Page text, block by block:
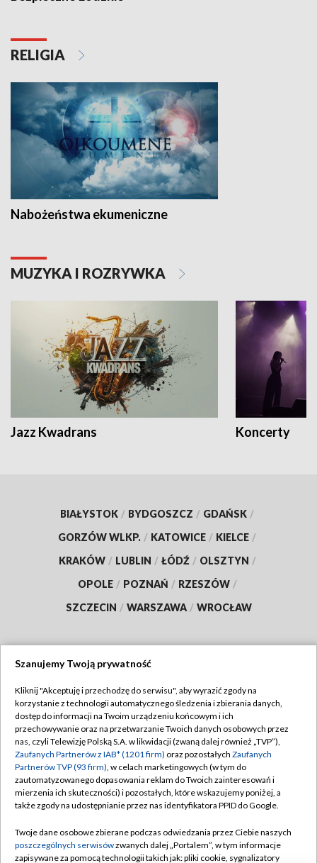
RELIGIA
Nabożeństwa ekumeniczne
MUZYKA I ROZRYWKA
Jazz Kwadrans Koncerty
BIAŁYSTOK / BYDGOSZCZ / GDAŃSK /
GORZÓW WLKP. / KATOWICE / KIELCE /
KRAKÓW / LUBLIN / ŁÓDŹ / OLSZTYN /
OPOLE / POZNAŃ / RZESZÓW /
SZCZECIN / WARSZAWA / WROCŁAW
TVP
Abonament TVP
Emisja w TVP
Centrum informacji TVP
Naziemna Telewizja Cyfrowa
Rada Programowa
Regulamin TVP
Polityka prywatności
Moje zgody
Pomoc
Kontakt
Szanujemy Twoją prywatność
Kliknij "Akceptuję i przechodzę do serwisu", aby wyrazić zgody na
korzystanie z technologii automatycznego śledzenia i zbierania danych,
dostęp do informacji na Twoim urządzeniu końcowym i ich
przechowywanie oraz na przetwarzanie Twoich danych osobowych przez
nas, czyli Telewizję Polską S.A. w likwidacji (zwaną dalej również „TVP”),
Zaufanych Partnerów z IAB* (1201 firm) oraz pozostałych Zaufanych
Partnerów TVP (93 firm), w celach marketingowych (w tym do
zautomatyzowanego dopasowania reklam do Twoich zainteresowań i
mierzenia ich skuteczności) i pozostałych, które wskazujemy poniżej, a
także zgody na udostępnianie przez nas identyfikatora PPID do Google.
Twoje dane osobowe zbierane podczas odwiedzania przez Ciebie naszych
poszczególnych serwisówzwanych dalej „Portalem”, w tym informacje
zapisywane za pomocą technologii takich jak: pliki cookie, sygnalizatory